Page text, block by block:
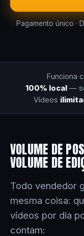
Pagamento único ·
Funciona
100% local —
Vídeos
VOLUME DE
VOLUME DE
Todo vendedor
mesma coisa:
vídeos por dia
contam: